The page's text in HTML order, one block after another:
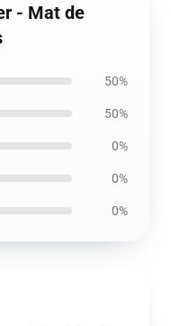
- Mat de
50%
50%
0%
0%
0%